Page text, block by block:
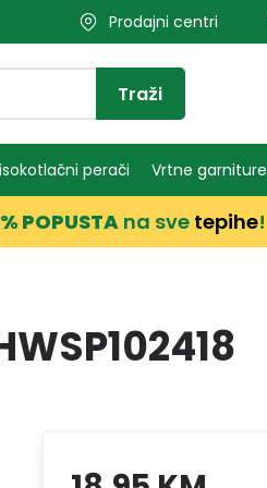
Prodajni centri
Traži
perači Vrtne garniture
POPUSTA na sve tepihe!